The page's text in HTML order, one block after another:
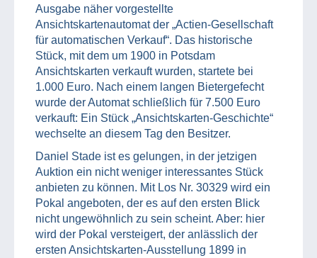
Ausgabe näher vorgestellte
Ansichtskartenautomat der „Actien-Gesellschaft
für automatischen Verkauf“. Das historische
Stück, mit dem um 1900 in Potsdam
Ansichtskarten verkauft wurden, startete bei
1.000 Euro. Nach einem langen Bietergefecht
wurde der Automat schließlich für 7.500 Euro
verkauft: Ein Stück „Ansichtskarten-Geschichte“
wechselte an diesem Tag den Besitzer.
Daniel Stade ist es gelungen, in der jetzigen
Auktion ein nicht weniger interessantes Stück
anbieten zu können. Mit Los Nr. 30329 wird ein
Pokal angeboten, der es auf den ersten Blick
nicht ungewöhnlich zu sein scheint. Aber: hier
wird der Pokal versteigert, der anlässlich der
ersten Ansichtskarten-Ausstellung 1899 in